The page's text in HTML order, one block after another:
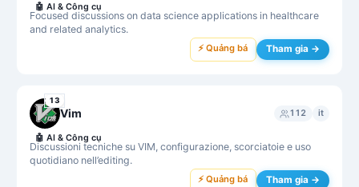
Focused discussions on data science applications in healthcare
and related analytics.
🤖 AI & Công cụ
⚡ Quảng bá Tham gia →
13
Vim 112 it
Discussioni tecniche su VIM, configurazione, scorciatoie e uso
quotidiano nell’editing.
🤖 AI & Công cụ
⚡ Quảng bá Tham gia →